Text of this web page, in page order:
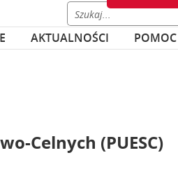
AKTUALNOŚCI POMOC
Celnych (PUESC)